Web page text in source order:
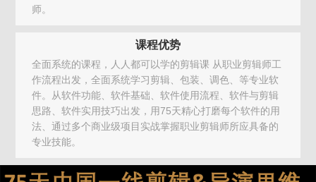
师。
课程优势
全面系统的课程，人人都可以学的剪辑课 从职业剪辑师工
作流程出发，全面系统学习剪辑、包装、调色、等专业软
件。从软件功能、软件基础、软件使用流程、软件与剪辑
思路、软件实用技巧出发，用75天精心打磨每个软件的用
法、通过多个商业级项目实战掌握职业剪辑师所应具备的
专业技能。